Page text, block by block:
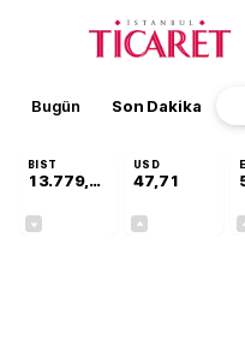
Bugün Son Dakika
BIST
13.779,39
USD
47,71